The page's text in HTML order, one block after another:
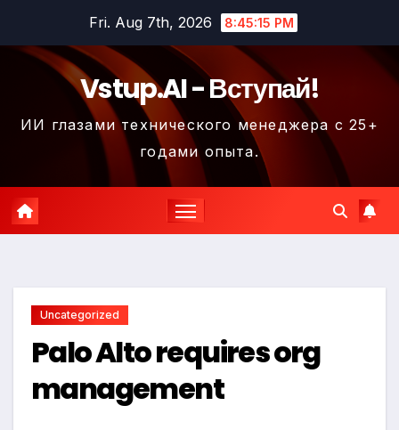
content
Fri. Aug 7th, 2026 8:45:15 PM
Vstup.AI - Вступай!
ИИ глазами технического менеджера с 25+
годами опыта.
Uncategorized
Palo Alto requires org
management